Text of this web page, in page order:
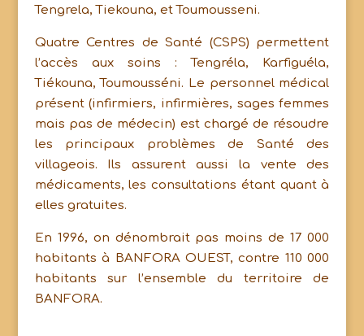
Tengrela, Tiekouna, et Toumousseni.
Quatre Centres de Santé (CSPS) permettent
l’accès aux soins : Tengréla, Karfiguéla,
Tiékouna, Toumousséni. Le personnel médical
présent (infirmiers, infirmières, sages femmes
mais pas de médecin) est chargé de résoudre
les principaux problèmes de Santé des
villageois. Ils assurent aussi la vente des
médicaments, les consultations étant quant à
elles gratuites.
En 1996, on dénombrait pas moins de 17 000
habitants à BANFORA OUEST, contre 110 000
habitants sur l’ensemble du territoire de
BANFORA.